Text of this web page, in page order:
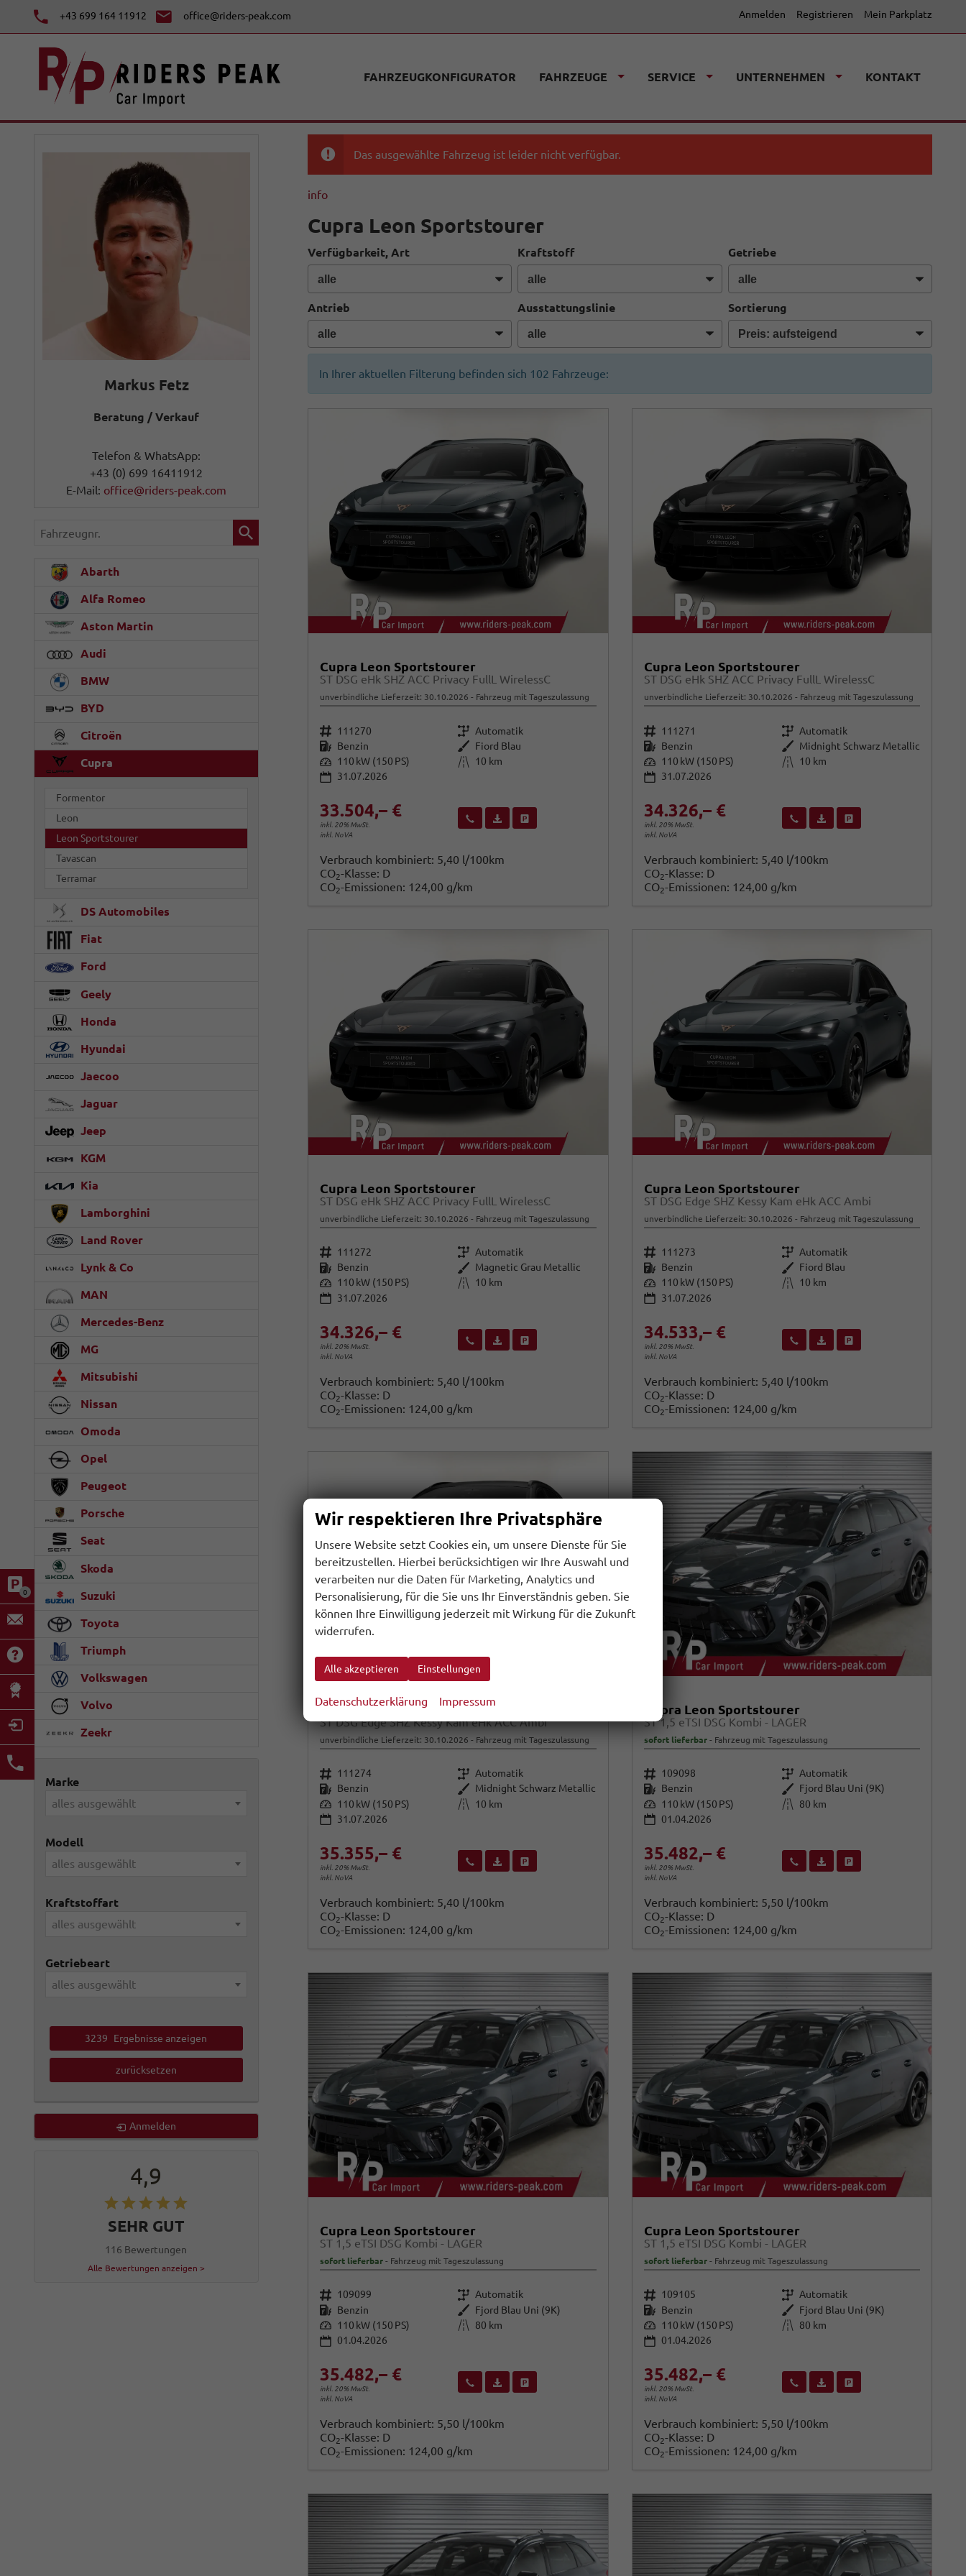
+43 699 164 11912 office@riders-peak.com Anmelden Registrieren Mein Parkplatz
0
FAHRZEUGKONFIGURATOR FAHRZEUGE SERVICE UNTERNEHMEN KONTAKT
Das ausgewählte Fahrzeug ist leider nicht verfügbar.
info
Cupra Leon Sportstourer
Verfügbarkeit, Art Kraftstoff Getriebe
Antrieb Ausstattungslinie Sortierung
In Ihrer aktuellen Filterung befinden sich 102 Fahrzeuge:
Cupra Leon Sportstourer
ST DSG eHk SHZ ACC Privacy FullL WirelessC
unverbindliche Lieferzeit: 30.10.2026 Fahrzeug mit Tageszulassung
Fahrzeugnr. 111270 Getriebe Automatik
Kraftstoff Benzin Außenfarbe Fiord Blau
Leistung 110 kW (150 PS) Kilometerstand 10 km
31.07.2026
33.504,– €
inkl. 20% MwSt.
inkl. NoVA
Wir rufen Sie anFahrzeugexposé (PDF)
Verbrauch kombiniert: 5,40 l/100km
CO2-Klasse: D
CO2-Emissionen: 124,00 g/km
Cupra Leon Sportstourer
ST DSG eHk SHZ ACC Privacy FullL WirelessC
unverbindliche Lieferzeit: 30.10.2026 Fahrzeug mit Tageszulassung
Fahrzeugnr. 111271 Getriebe Automatik
Kraftstoff Benzin Außenfarbe
Midnight Schwarz Metallic
Leistung 110 kW (150 PS) Kilometerstand
10 km
31.07.2026
34.326,– €
inkl. 20% MwSt.
inkl. NoVA
Wir rufen Sie anFahrzeugexposé (PDF)
Fahrzeug parken
Verbrauch kombiniert: 5,40 l/100km
CO2-Klasse: D
CO2-Emissionen: 124,00 g/km
Cupra Leon Sportstourer
ST DSG eHk SHZ ACC Privacy FullL WirelessC
unverbindliche Lieferzeit: 30.10.2026 Fahrzeug mit Tageszulassung
Fahrzeugnr. 111272 Getriebe Automatik
Kraftstoff Benzin Außenfarbe Magnetic Grau Metallic
Leistung 110 kW (150 PS) Kilometerstand 10 km
31.07.2026
34.326,– €
inkl. 20% MwSt.
inkl. NoVA
Wir rufen Sie anFahrzeugexposé (PDF)
Verbrauch kombiniert: 5,40 l/100km
CO2-Klasse: D
CO2-Emissionen: 124,00 g/km
Cupra Leon Sportstourer
ST DSG Edge SHZ Kessy Kam eHk ACC Ambi
unverbindliche Lieferzeit: 30.10.2026 Fahrzeug mit Tageszulassung
Fahrzeugnr. 111273 Getriebe Automatik
Kraftstoff Benzin Außenfarbe Fiord Blau
Leistung 110 kW (150 PS) Kilometerstand
10 km
31.07.2026
34.533,– €
inkl. 20% MwSt.
inkl. NoVA
Wir rufen Sie anFahrzeugexposé (PDF)
Fahrzeug parken
Verbrauch kombiniert: 5,40 l/100km
CO2-Klasse: D
CO2-Emissionen: 124,00 g/km
Cupra Leon Sportstourer
ST DSG Edge SHZ Kessy Kam eHk ACC Ambi
unverbindliche Lieferzeit: 30.10.2026 Fahrzeug mit Tageszulassung
Fahrzeugnr. 111274 Getriebe Automatik
Kraftstoff Benzin Außenfarbe Midnight Schwarz Metallic
Leistung 110 kW (150 PS) Kilometerstand 10 km
31.07.2026
35.355,– €
inkl. 20% MwSt.
inkl. NoVA
Wir rufen Sie anFahrzeugexposé (PDF)
Verbrauch kombiniert: 5,40 l/100km
CO2-Klasse: D
CO2-Emissionen: 124,00 g/km
Cupra Leon Sportstourer
ST 1,5 eTSI DSG Kombi - LAGER
sofort lieferbar Fahrzeug mit Tageszulassung
Fahrzeugnr. 109098 Getriebe Automatik
Kraftstoff Benzin Außenfarbe Fjord Blau Uni (9K)
Leistung 110 kW (150 PS) Kilometerstand
80 km
01.04.2026
35.482,– €
inkl. 20% MwSt.
inkl. NoVA
Wir rufen Sie anFahrzeugexposé (PDF)
Fahrzeug parken
Verbrauch kombiniert: 5,50 l/100km
CO2-Klasse: D
CO2-Emissionen: 124,00 g/km
Cupra Leon Sportstourer
ST 1,5 eTSI DSG Kombi - LAGER
sofort lieferbar Fahrzeug mit Tageszulassung
Fahrzeugnr. 109099 Getriebe Automatik
Kraftstoff Benzin Außenfarbe Fjord Blau Uni (9K)
Leistung 110 kW (150 PS) Kilometerstand 80 km
01.04.2026
35.482,– €
inkl. 20% MwSt.
inkl. NoVA
Wir rufen Sie anFahrzeugexposé (PDF)
Verbrauch kombiniert: 5,50 l/100km
CO2-Klasse: D
CO2-Emissionen: 124,00 g/km
Cupra Leon Sportstourer
ST 1,5 eTSI DSG Kombi - LAGER
sofort lieferbar Fahrzeug mit Tageszulassung
Fahrzeugnr. 109105 Getriebe Automatik
Kraftstoff Benzin Außenfarbe Fjord Blau Uni (9K)
Leistung 110 kW (150 PS) Kilometerstand
80 km
01.04.2026
35.482,– €
inkl. 20% MwSt.
inkl. NoVA
Wir rufen Sie anFahrzeugexposé (PDF)
Fahrzeug parken
Verbrauch kombiniert: 5,50 l/100km
CO2-Klasse: D
CO2-Emissionen: 124,00 g/km
Markus Fetz
Beratung / Verkauf
Telefon & WhatsApp:
+43 (0) 699 16411912
E-Mail: office@riders-peak.com
Fahrzeugnr.
Abarth
Alfa Romeo
Aston Martin
Audi
BMW
BYD
Citroën
Cupra
Formentor
Leon
Leon Sportstourer
Tavascan
Terramar
DS Automobiles
Fiat
Ford
Geely
Honda
Hyundai
Jaecoo
Jaguar
Jeep
KGM
Kia
Lamborghini
Land Rover
Lynk & Co
MAN
Mercedes-Benz
MG
Mitsubishi
Nissan
Omoda
Opel
Peugeot
Porsche
Seat
Skoda
Suzuki
Toyota
Triumph
Volkswagen
Volvo
Zeekr
Marke
alles ausgewählt
Modell
alles ausgewählt
Kraftstoffart
alles ausgewählt
Getriebeart
alles ausgewählt
3239 Ergebnisse anzeigen
zurücksetzen
Anmelden
4,9
SEHR GUT
116 Bewertungen
Alle Bewertungen anzeigen >
Wir respektieren Ihre Privatsphäre
Unsere Website setzt Cookies ein, um unsere Dienste für Sie
bereitzustellen. Hierbei berücksichtigen wir Ihre Auswahl und
verarbeiten nur die Daten für Marketing, Analytics und
Personalisierung, für die Sie uns Ihr Einverständnis geben. Sie
können Ihre Einwilligung jederzeit mit Wirkung für die Zukunft
widerrufen.
Alle akzeptieren Einstellungen
Datenschutzerklärung Impressum